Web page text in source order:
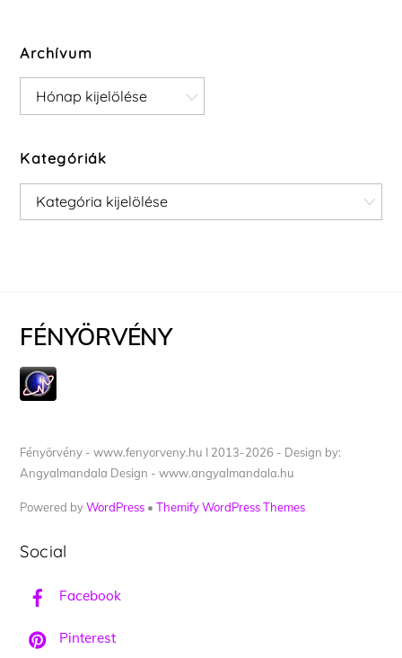
Archívum
Archívum
Kategóriák
Kategóriák
FÉNYÖRVÉNY
Fényörvény - www.fenyorveny.hu I 2013-2026 - Design by:
Angyalmandala Design - www.angyalmandala.hu
Powered byWordPress •Themify WordPress Themes
Social
Facebook
Pinterest